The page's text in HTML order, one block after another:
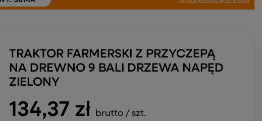
134,37 zł brutto / szt.
TRAKTOR FARMERSKI Z PRZYCZEPĄ
NA DREWNO 9 BALI DRZEWA NAPĘD
ZIELONY